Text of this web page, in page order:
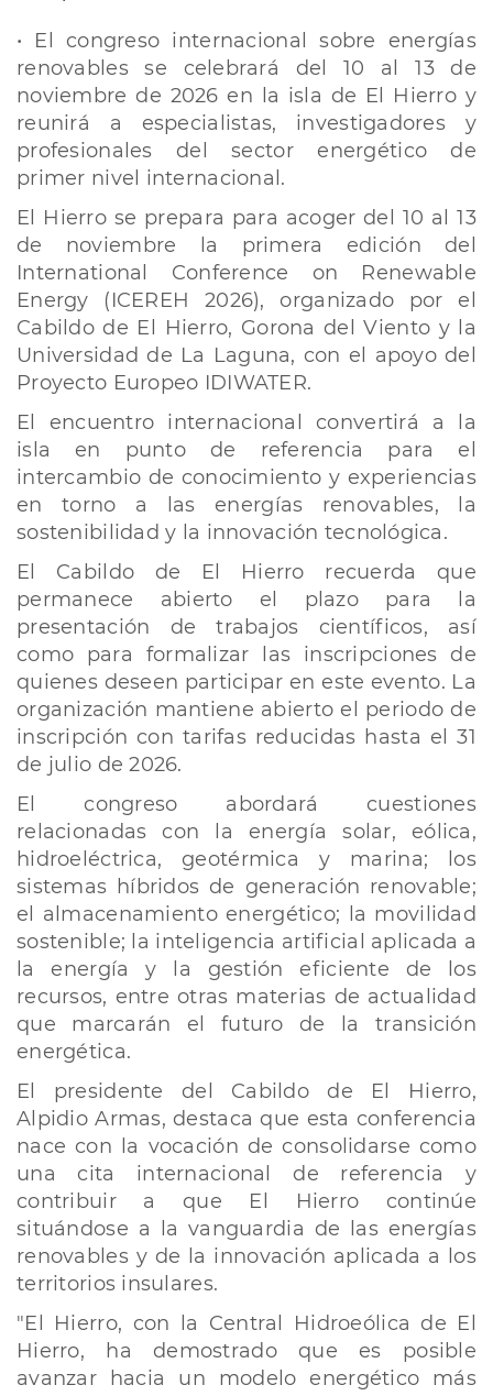
• El congreso internacional sobre energías
renovables se celebrará del 10 al 13 de
noviembre de 2026 en la isla de El Hierro y
reunirá a especialistas, investigadores y
profesionales del sector energético de
primer nivel internacional.
El Hierro se prepara para acoger del 10 al 13
de noviembre la primera edición del
International Conference on Renewable
Energy (ICEREH 2026), organizado por el
Cabildo de El Hierro, Gorona del Viento y la
Universidad de La Laguna, con el apoyo del
Proyecto Europeo IDIWATER.
El encuentro internacional convertirá a la
isla en punto de referencia para el
intercambio de conocimiento y experiencias
en torno a las energías renovables, la
sostenibilidad y la innovación tecnológica.
El Cabildo de El Hierro recuerda que
permanece abierto el plazo para la
presentación de trabajos científicos, así
como para formalizar las inscripciones de
quienes deseen participar en este evento. La
organización mantiene abierto el periodo de
inscripción con tarifas reducidas hasta el 31
de julio de 2026.
El congreso abordará cuestiones
relacionadas con la energía solar, eólica,
hidroeléctrica, geotérmica y marina; los
sistemas híbridos de generación renovable;
el almacenamiento energético; la movilidad
sostenible; la inteligencia artificial aplicada a
la energía y la gestión eficiente de los
recursos, entre otras materias de actualidad
que marcarán el futuro de la transición
energética.
El presidente del Cabildo de El Hierro,
Alpidio Armas, destaca que esta conferencia
nace con la vocación de consolidarse como
una cita internacional de referencia y
contribuir a que El Hierro continúe
situándose a la vanguardia de las energías
renovables y de la innovación aplicada a los
territorios insulares.
"El Hierro, con la Central Hidroeólica de El
Hierro, ha demostrado que es posible
avanzar hacia un modelo energético más